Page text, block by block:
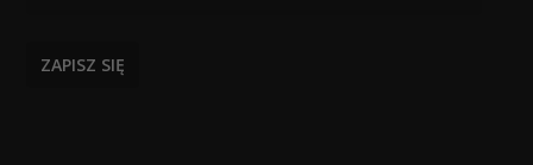
ZAPISZ SIĘ